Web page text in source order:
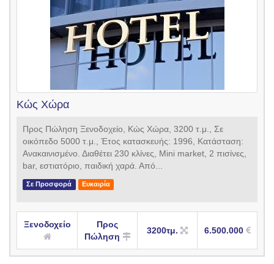
Κώς Χώρα
Προς Πώληση Ξενοδοχείο, Κώς Χώρα, 3200 τ.μ., Σε
οικόπεδο 5000 τ.μ., Έτος κατασκευής: 1996, Κατάσταση:
Ανακαινισμένο. Διαθέτει 230 κλίνες, Mini market, 2 πισίνες,
bar, εστιατόριο, παιδική χαρά. Από...
Σε Προσφορά Ευκαιρία
Ξενοδοχείο
Προς
Πώληση
3200τμ. 6.500.000